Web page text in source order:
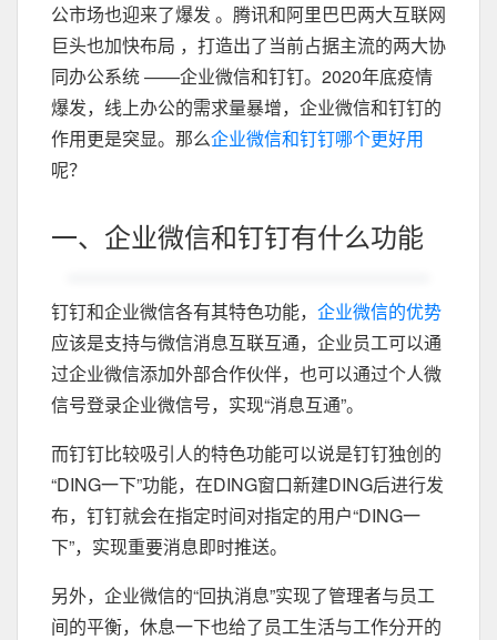
公市场也迎来了爆发 。腾讯和阿里巴巴两大互联网
巨头也加快布局 ，打造出了当前占据主流的两大协
同办公系统 ——企业微信和钉钉。2020年底疫情
爆发，线上办公的需求量暴增，企业微信和钉钉的
作用更是突显。那么企业微信和钉钉哪个更好用
呢？
一、企业微信和钉钉有什么功能
钉钉和企业微信各有其特色功能， 企业微信的优势
应该是支持与微信消息互联互通，企业员工可以通
过企业微信添加外部合作伙伴，也可以通过个人微
信号登录企业微信号，实现“消息互通”。
而钉钉比较吸引人的特色功能可以说是钉钉独创的
“DING一下”功能，在DING窗口新建DING后进行发
布，钉钉就会在指定时间对指定的用户“DING一
下”，实现重要消息即时推送。
另外，企业微信的“回执消息”实现了管理者与员工
间的平衡，休息一下也给了员工生活与工作分开的